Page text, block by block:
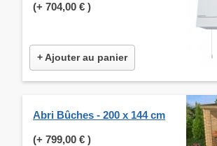
(+ 704,00 € )
+ Ajouter au panier
Abri Bûches - 200 x 144 cm
(+ 799,00 € )